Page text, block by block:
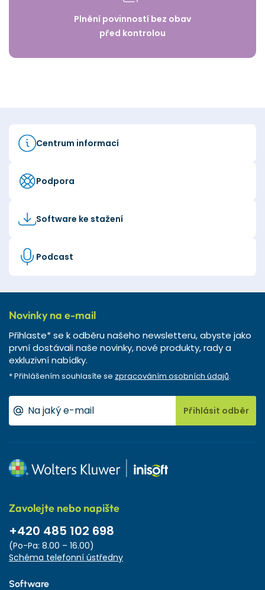
Plnění povinností bez obav
před kontrolou
Centrum informací
Podpora
Software ke stažení
Podcast
Novinky na e-mail
Přihlaste* se k odběru našeho newsletteru, abyste jako
první dostávali naše novinky, nové produkty, rady a
exkluzivní nabídky.
* Přihlášením souhlasíte se zpracováním osobních údajů.
Přihlásit odběr
Zavolejte nebo napište
+420 485 102 698
(Po-Pa: 8.00 – 16.00)
Schéma telefonní ústředny
Software